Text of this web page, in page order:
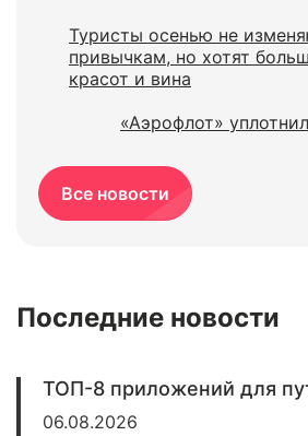
Туристы осенью не
привычкам, но хотят
красот и вина
«Аэрофлот»
Все новости
Последние новости
ТОП-8 приложений для
06.08.2026